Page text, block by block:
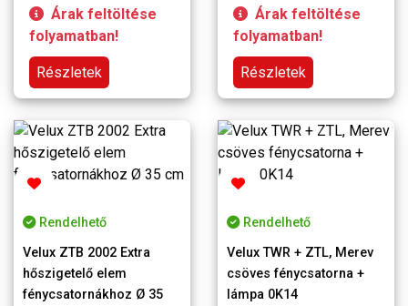
Árak feltöltése
folyamatban!
Részletek
Árak feltöltése
folyamatban!
Részletek
Rendelhető
Velux ZTB 2002 Extra
hőszigetelő elem
fénycsatornákhoz Ø 35
Rendelhető
Velux TWR + ZTL, Merev
csöves fénycsatorna +
lámpa 0K14